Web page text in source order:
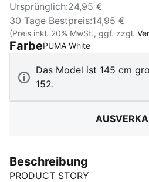
Ursprünglich:24,95 €
30 Tage Bestpreis:14,95 €
(Preis inkl. 20% MwSt., ggf. zzgl.
FarbePUMA White:
Das Model ist 145 cm
152.
Beschreibung
PRODUCT STORY